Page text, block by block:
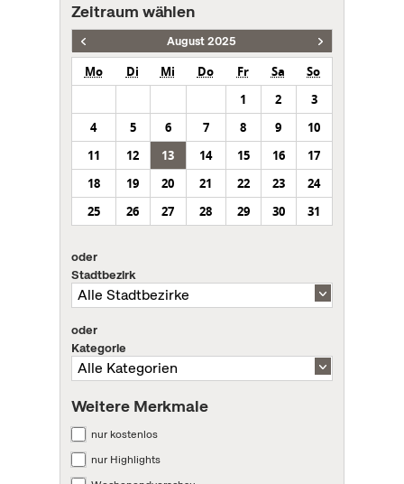
Zeitraum wählen
August 2025
Mo Di Mi Do Fr Sa
So
1
2
3
4
5 6 7 8 9
10
11
12 13 14 15 16
17
18
19 20 21 22 23
24
25
26 27 28 29 30 31
oder
Stadtbezirk
oder
Kategorie
Weitere Merkmale
nur kostenlos
nur Highlights